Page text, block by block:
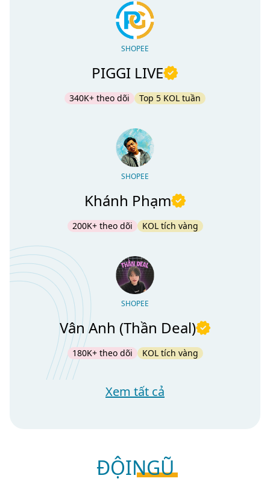
SHOPEE
PIGGI LIVE
340K+ theo dõi Top 5 KOL tuần
SHOPEE
Khánh Phạm
200K+ theo dõi KOL tích vàng
SHOPEE
Vân Anh (Thần Deal)
180K+ theo dõi KOL tích vàng
Xem tất cả
ĐỘINGŨ